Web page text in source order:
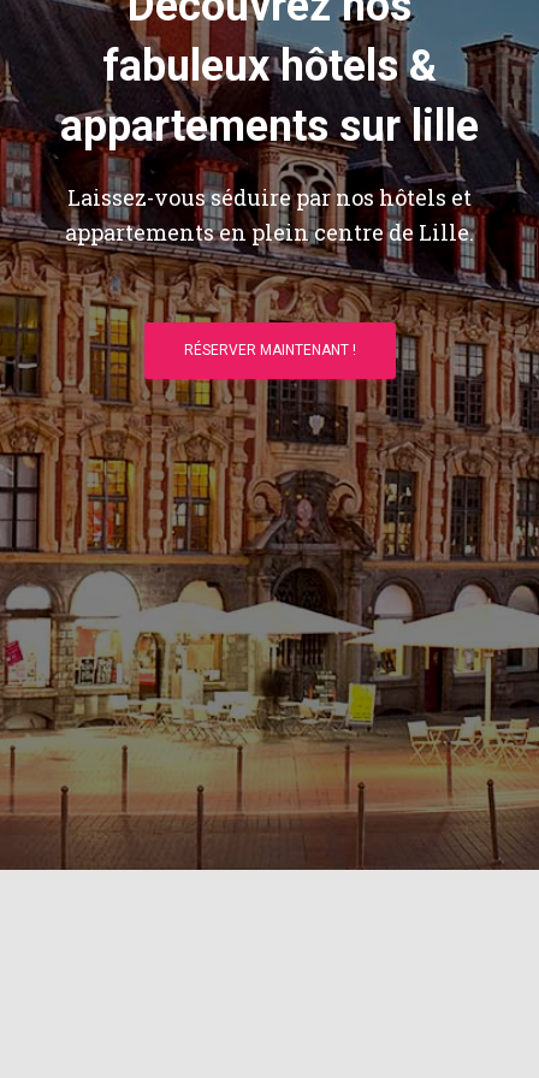
fabuleux hôtels &
appartements sur lille
Laissez-vous séduire par nos hôtels et
appartements en plein centre de Lille.
RÉSERVER MAINTENANT !